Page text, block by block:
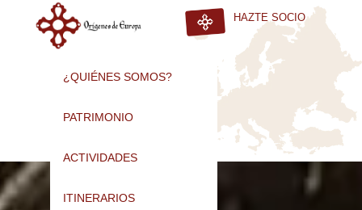
HAZTE SOCIO
¿QUIÉNES SOMOS?
PATRIMONIO
ACTIVIDADES
ITINERARIOS